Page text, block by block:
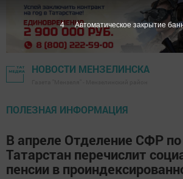
НОВОСТИ МЕНЗЕЛИНСКА
ПОЛЕЗНАЯ ИНФОРМАЦИЯ
В апреле Отделение СФР
Татарстан перечислит
пенсии в
3 Автоматическое закрытие